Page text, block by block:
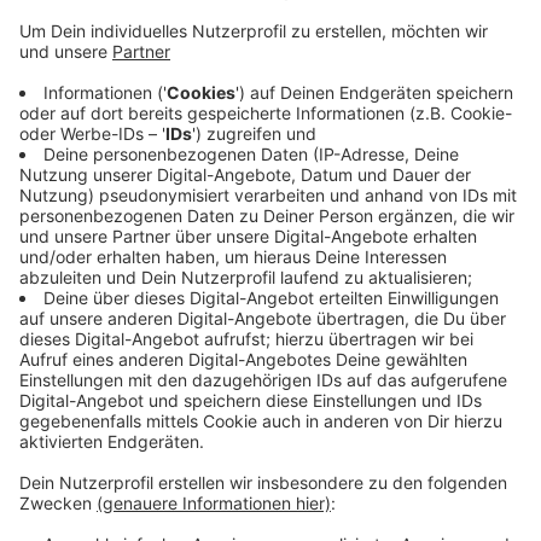
Anzeige
2026 schon sechs Verkehrstote im Kreis
Anzeige
Der Rentner war auf einem Wirtschaftsweg mit
seinem Fahrzeug von der Fahrbahn abgekommen und
gegen einen Baum geprallt. Warum ist unklar. Damit
haben wir in diesem Jahr hier im Westmünsterland
schon sechs Verkehrstote zu beklagen.
Anzeige